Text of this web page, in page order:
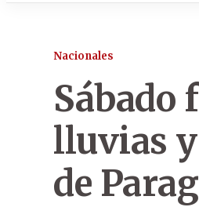
Nacionales
Sábado
lluvias
de